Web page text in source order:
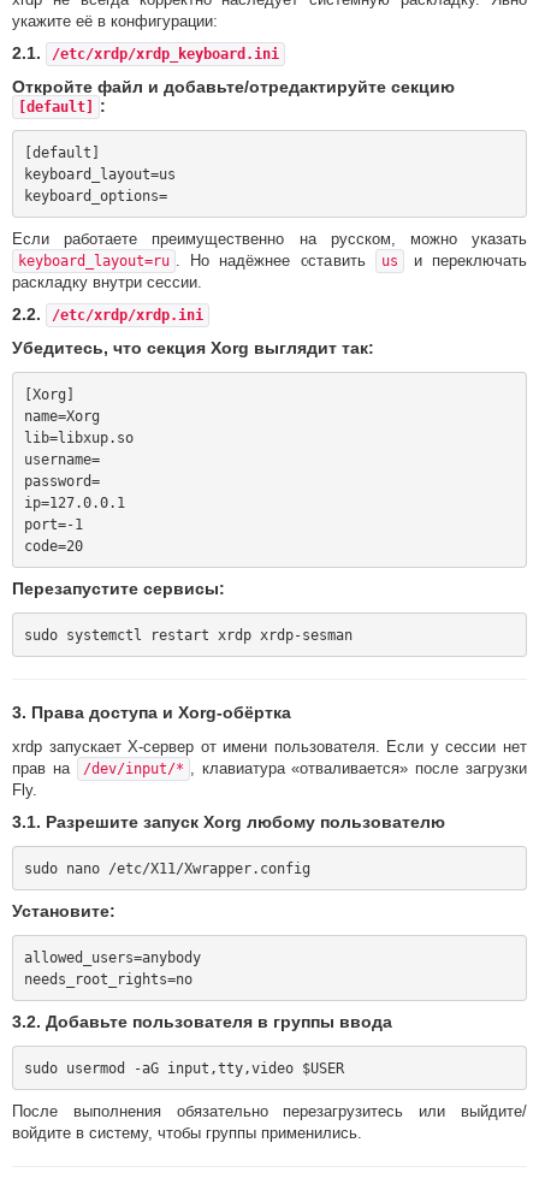
укажите её в конфигурации:
2.1. /etc/xrdp/xrdp_keyboard.ini
Откройте файл и добавьте/отредактируйте секцию
[default] :
[default]
keyboard_layout=us
keyboard_options=
Если работаете преимущественно на русском, можно указать
keyboard_layout=ru . Но надёжнее оставить us
и переключать
раскладку внутри сессии.
2.2. /etc/xrdp/xrdp.ini
Убедитесь, что секция Xorg выглядит так:
[Xorg]
name=Xorg
lib=libxup.so
username=
password=
ip=127.0.0.1
port=-1
code=20
Перезапустите сервисы:
sudo systemctl restart xrdp xrdp-sesman
3. Права доступа и Xorg-обёртка
xrdp запускает X-сервер от имени пользователя. Если у сессии нет
прав на
/dev/input/* , клавиатура «отваливается» после загрузки
Fly.
3.1. Разрешите запуск Xorg любому пользователю
Установите:
allowed_users=anybody
needs_root_rights=no
3.2. Добавьте пользователя в группы ввода
sudo usermod -aG input,tty,video $USER
После выполнения обязательно перезагрузитесь или выйдите/
войдите в систему, чтобы группы применились.